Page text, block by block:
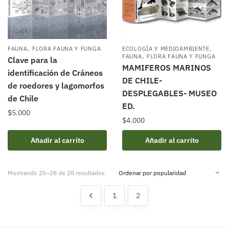
FAUNA, FLORA FAUNA Y FUNGA
Clave para la
identificación de Cráneos
de roedores y lagomorfos
de Chile
$5.000
Añadir al carrito
ECOLOGÍA Y MEDIOAMBIENTE,
FAUNA, FLORA FAUNA Y FUNGA
MAMIFEROS MARINOS
DE CHILE-
DESPLEGABLES- MUSEO
ED.
$4.000
Añadir al carrito
Mostrando 25–28 de 28 resultados Ordenado
1 2